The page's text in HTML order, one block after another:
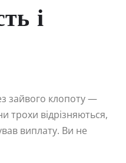
і
зайвого клопоту —
трохи відрізняються,
виплату. Ви не